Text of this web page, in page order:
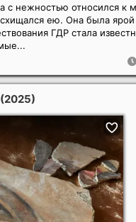
с нежностью относился к
ею. Она была
ГДР стала
(2025)